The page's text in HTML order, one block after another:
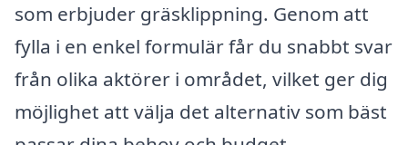
som erbjuder gräsklippning. Genom att
fylla i en enkel formulär får du snabbt svar
från olika aktörer i området, vilket ger dig
möjlighet att välja det alternativ som bäst